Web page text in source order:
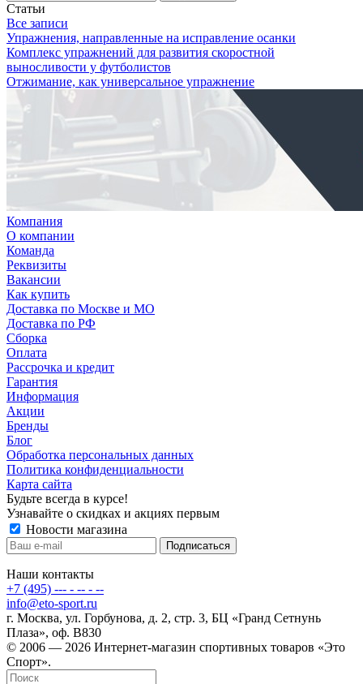
Статьи
Все записи
Упражнения, направленные на исправление осанки
Комплекс упражнений для развития скоростной
выносливости у футболистов
Отжимание, как универсальное упражнение
Компания
О компании
Команда
Реквизиты
Вакансии
Как купить
Доставка по Москве и МО
Доставка по РФ
Сборка
Оплата
Рассрочка и кредит
Гарантия
Информация
Акции
Бренды
Блог
Обработка персональных данных
Политика конфиденциальности
Карта сайта
Будьте всегда в курсе!
Узнавайте о скидках и акциях первым
Новости магазина
Наши контакты
+7 (495) --- - -- - --
info@eto-sport.ru
г. Москва, ул. Горбунова, д. 2, стр. 3, БЦ «Гранд Сетнунь
Плаза», оф. В830
© 2006 — 2026 Интернет-магазин спортивных товаров «Это
Спорт».